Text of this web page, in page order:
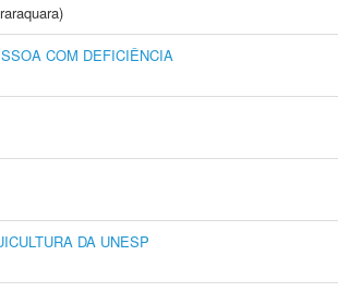
COM DEFICIÊNCIA
DA UNESP